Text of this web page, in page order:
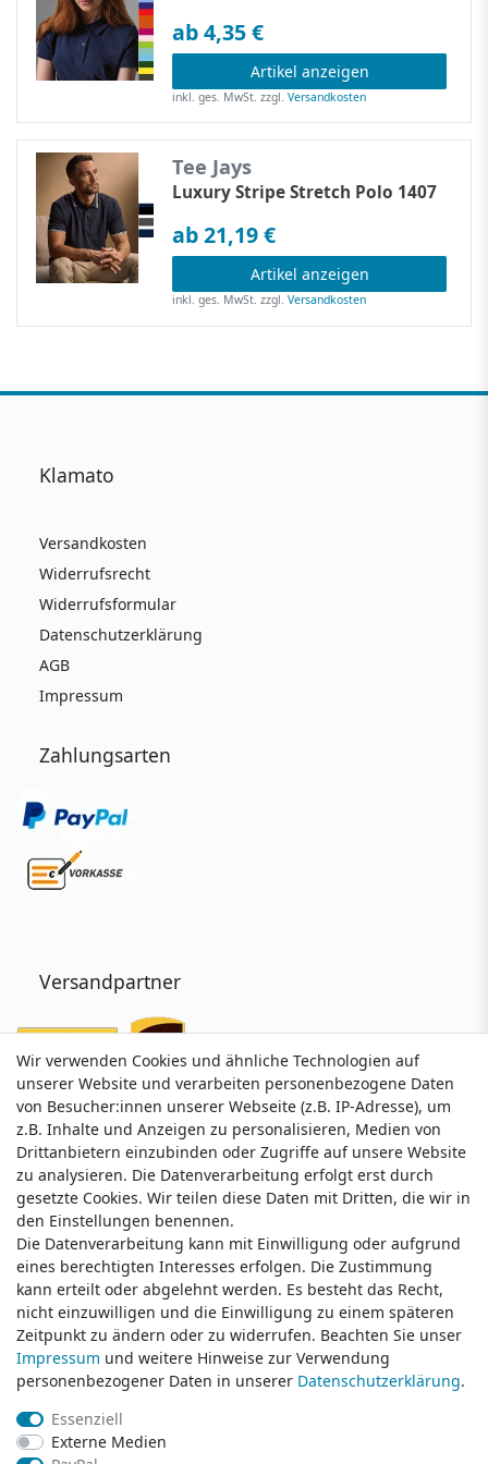
ab 4,35 €
Artikel anzeigen
inkl. ges. MwSt. zzgl.Versandkosten
Tee Jays
Luxury Stripe Stretch Polo 1407
ab 21,19 €
Artikel anzeigen
inkl. ges. MwSt. zzgl.Versandkosten
Klamato
Versandkosten
Widerrufsrecht
Widerrufsformular
Datenschutzerklärung
AGB
Impressum
Zahlungsarten
Versandpartner
Service & Kontakt
Wünschen Sie einen Rückruf?
service@klamato.de
Schreiben Sie uns:
service@klamato.de
Durchschnittliche Bewertung von
Wir verwenden Cookies und ähnliche Technologien auf
unserer Website und verarbeiten personenbezogene Daten
von Besucher:innen unserer Webseite (z.B. IP-Adresse), um
z.B. Inhalte und Anzeigen zu personalisieren, Medien von
Drittanbietern einzubinden oder Zugriffe auf unsere Website
zu analysieren. Die Datenverarbeitung erfolgt erst durch
gesetzte Cookies. Wir teilen diese Daten mit Dritten, die wir in
den Einstellungen benennen.
Die Datenverarbeitung kann mit Einwilligung oder aufgrund
eines berechtigten Interesses erfolgen. Die Zustimmung
kann erteilt oder abgelehnt werden. Es besteht das Recht,
nicht einzuwilligen und die Einwilligung zu einem späteren
Zeitpunkt zu ändern oder zu widerrufen. Beachten Sie unser
Impressum und weitere Hinweise zur Verwendung
personenbezogener Daten in unserer Daten­schutz­erklärung.
Essenziell
Externe Medien
Wir verwenden Cookies und ähnliche Technologien auf
unserer Website und verarbeiten personenbezogene Daten
von Besucher:innen unserer Webseite (z.B. IP-Adresse), um
z.B. Inhalte und Anzeigen zu personalisieren, Medien von
Drittanbietern einzubinden oder Zugriffe auf unsere Website
zu analysieren. Die Datenverarbeitung erfolgt erst durch
gesetzte Cookies. Wir teilen diese Daten mit Dritten, die wir in
den Einstellungen benennen.
Die Datenverarbeitung kann mit Einwilligung oder aufgrund
eines berechtigten Interesses erfolgen. Die Zustimmung
kann erteilt oder abgelehnt werden. Es besteht das Recht,
nicht einzuwilligen und die Einwilligung zu einem späteren
Zeitpunkt zu ändern oder zu widerrufen. Beachten Sie unser
Impressum und weitere Hinweise zur Verwendung
personenbezogener Daten in unserer Daten­schutz­erklärung.
Essenziell
Externe Medien